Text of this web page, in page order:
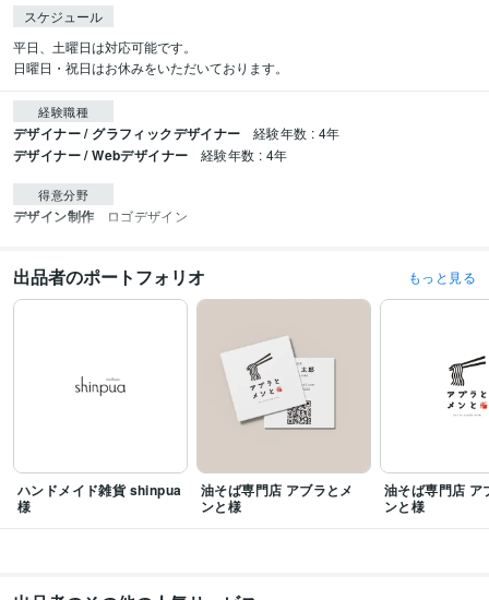
スケジュール
平日、土曜日は対応可能です。
日曜日・祝日はお休みをいただいております。
経験職種
デザイナー / グラフィックデザイナー 経験年数 : 4年
デザイナー / Webデザイナー 経験年数 : 4年
得意分野
デザイン制作 ロゴデザイン
出品者のポートフォリオ もっと見る
ハンドメイド雑貨 shinpua
様
油そば専門店 アブラとメ
ンと様
油そば専門店 ア
ンと様